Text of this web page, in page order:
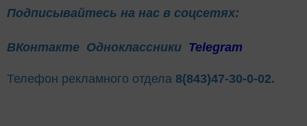
Подписывайтесь на нас в соцсетях:
ВКонтакте Одноклассники Telegram
Телефон рекламного отдела 8(843)47-30-0-02.